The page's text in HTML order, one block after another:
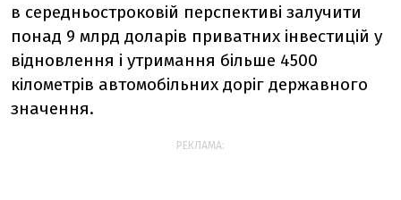
в середньостроковій перспективі залучити
понад 9 млрд доларів приватних інвестицій у
відновлення і утримання більше 4500
кілометрів автомобільних доріг державного
значення.
РЕКЛАМА: